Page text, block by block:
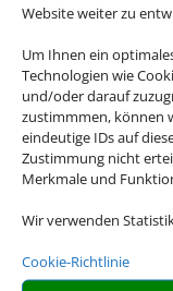
Website weiter zu
Um Ihnen ein
Technologien wie
und/oder darauf
zustimmmen, können
eindeutige IDs auf
Zustimmung nicht
Merkmale und
Wir verwenden
Cookie-Richtlinie